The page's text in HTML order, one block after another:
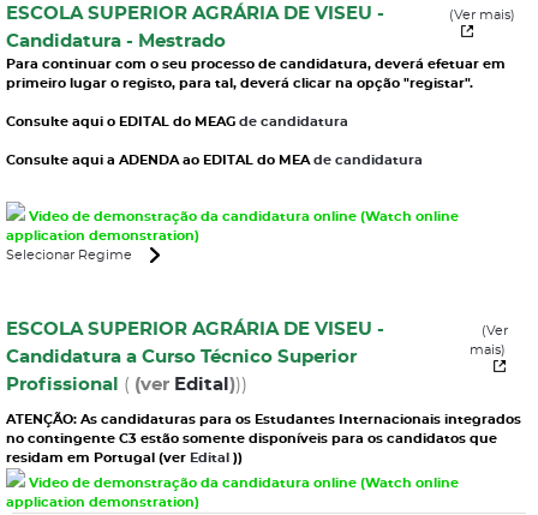
ESCOLA SUPERIOR AGRÁRIA DE VISEU -
Candidatura - Mestrado
(Ver mais)
Para continuar com o seu processo de candidatura, deverá efetuar em
primeiro lugar o registo, para tal, deverá clicar na opção "registar".
Consulte aqui o EDITAL do MEAG de candidatura
Consulte aqui a ADENDA ao EDITAL do MEA de candidatura
Video de demonstração da candidatura online (Watch online
application demonstration)
Selecionar Regime
ESCOLA SUPERIOR AGRÁRIA DE VISEU -
Candidatura a Curso Técnico Superior
Profissional ( (ver Edital )))
(Ver
mais)
ATENÇÃO: As candidaturas para os Estudantes Internacionais integrados
no contingente C3 estão somente disponíveis para os candidatos que
residam em Portugal (ver Edital ))
Video de demonstração da candidatura online (Watch online
application demonstration)